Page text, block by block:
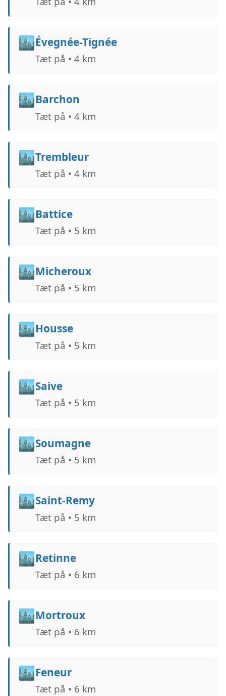
🏙️Évegnée-Tignée
Tæt på • 4 km
🏙️Barchon
Tæt på • 4 km
🏙️Trembleur
Tæt på • 4 km
🏙️Battice
Tæt på • 5 km
🏙️Micheroux
Tæt på • 5 km
🏙️Housse
Tæt på • 5 km
🏙️Saive
Tæt på • 5 km
🏙️Soumagne
Tæt på • 5 km
🏙️Saint-Remy
Tæt på • 5 km
🏙️Retinne
Tæt på • 6 km
🏙️Mortroux
Tæt på • 6 km
🏙️Feneur
Tæt på • 6 km